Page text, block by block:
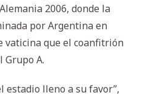
2006, donde la
por Argentina en
vaticina que el coanfitrión
Grupo A.
estadio lleno a su favor”,